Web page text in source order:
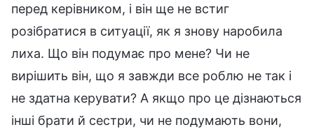
перед керівником, і він ще не встиг
розібратися в ситуації, як я знову наробила
лиха. Що він подумає про мене? Чи не
вирішить він, що я завжди все роблю не так і
не здатна керувати? А якщо про це дізнаються
інші брати й сестри, чи не подумають вони,